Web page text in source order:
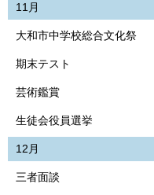
11月
大和市中学校総合文化祭
期末テスト
芸術鑑賞
生徒会役員選挙
12月
三者面談